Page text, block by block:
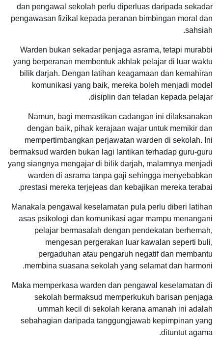
dan pengawal sekolah perlu diperluas daripada sekadar
pengawasan fizikal kepada peranan bimbingan moral dan
sahsiah.
Warden bukan sekadar penjaga asrama, tetapi murabbi
yang berperanan membentuk akhlak pelajar di luar waktu
bilik darjah. Dengan latihan keagamaan dan kemahiran
komunikasi yang baik, mereka boleh menjadi model
disiplin dan teladan kepada pelajar.
Namun, bagi memastikan cadangan ini dilaksanakan
dengan baik, pihak kerajaan wajar untuk memikir dan
mempertimbangkan perjawatan warden di sekolah. Ini
bermaksud warden bukan lagi lantikan terhadap guru-guru
yang siangnya mengajar di bilik darjah, malamnya menjadi
warden di asrama tanpa gaji sehingga menyebabkan
prestasi mereka terjejeas dan kebajikan mereka terabai.
Manakala pengawal keselamatan pula perlu diberi latihan
asas psikologi dan komunikasi agar mampu menangani
pelajar bermasalah dengan pendekatan berhemah,
mengesan pergerakan luar kawalan seperti buli,
pergaduhan atau pengaruh negatif dan membantu
membina suasana sekolah yang selamat dan harmoni.
Maka memperkasa warden dan pengawal keselamatan di
sekolah bermaksud memperkukuh barisan penjaga
ummah kecil di sekolah kerana amanah ini adalah
sebahagian daripada tanggungjawab kepimpinan yang
dituntut agama.